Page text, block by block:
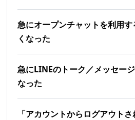
急にオープンチャットを利用
くなった
急にLINEのトーク／メッセー
なった
「アカウントからログアウト